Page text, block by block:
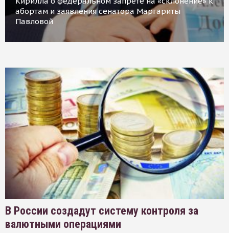
абортам и заявления сенатора Маргариты
Павловой
В России создадут систему контроля за
валютными операциями